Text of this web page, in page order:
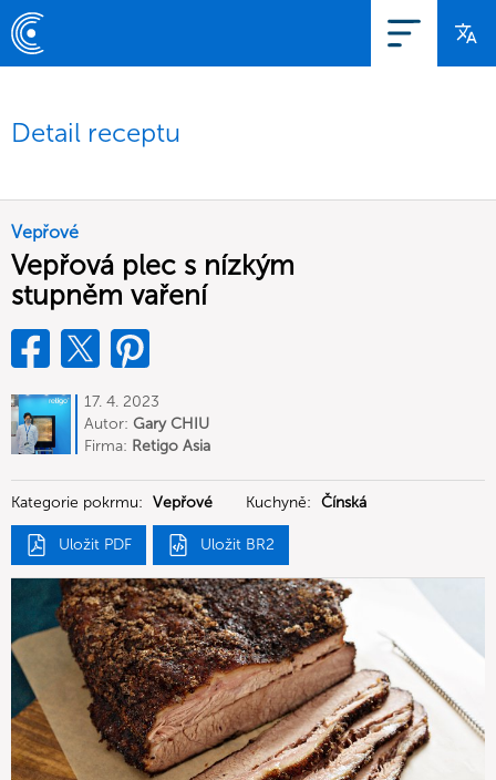
Detail receptu
Vepřové
Vepřová plec s nízkým
stupněm vaření
17. 4. 2023
Autor: Gary CHIU
Firma: Retigo Asia
Kategorie pokrmu: Vepřové Kuchyně: Čínská
Uložit PDF Uložit BR2